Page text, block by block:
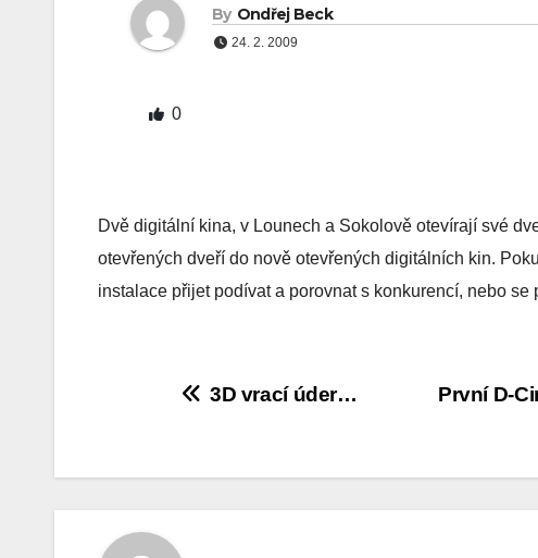
By Ondřej Beck
24. 2. 2009
0
Dvě digitální kina, v Lounech a Sokolově otevírají své
otevřených dveří do nově otevřených digitálních kin.
instalace přijet podívat a porovnat s konkurencí, nebo
Navigace
příspěvek
První D-
3D vrací úder…